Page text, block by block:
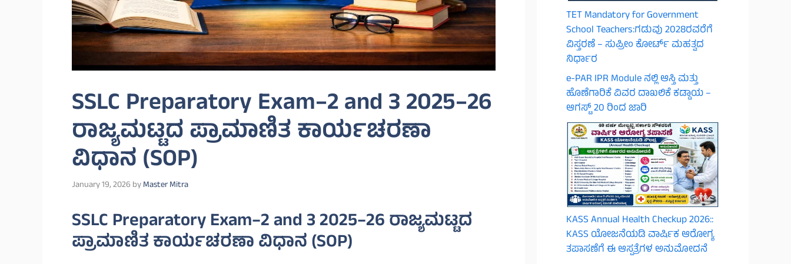
SSLC Preparatory Exam–2 and 3 2025–26
ರಾಜ್ಯಮಟ್ಟದ ಪ್ರಾಮಾಣಿತ ಕಾರ್ಯಚರಣಾ
ವಿಧಾನ (SOP)
January 19, 2026 byMaster Mitra
SSLC Preparatory Exam–2 and 3 2025–26 ರಾಜ್ಯಮಟ್ಟದ
ಪ್ರಾಮಾಣಿತ ಕಾರ್ಯಚರಣಾ ವಿಧಾನ (SOP)
TET Mandatory for Government
School Teachers:ಗಡುವು 2028ರವರೆಗೆ
ವಿಸ್ತರಣೆ – ಸುಪ್ರೀಂ ಕೋರ್ಟ್ ಮಹತ್ವದ
ನಿರ್ಧಾರ
e-PAR IPR Module ನಲ್ಲಿ ಆಸ್ತಿ ಮತ್ತು
ಹೊಣೆಗಾರಿಕೆ ವಿವರ ದಾಖಲಿಕೆ ಕಡ್ಡಾಯ –
ಆಗಸ್ಟ್ 20 ರಿಂದ ಜಾರಿ
KASS Annual Health Checkup 2026::
KASS ಯೋಜನೆಯಡಿ ವಾರ್ಷಿಕ ಆರೋಗ್ಯ
ತಪಾಸಣೆಗೆ ಈ ಆಸ್ಪತ್ರೆಗಳ ಅನುಮೋದನೆ